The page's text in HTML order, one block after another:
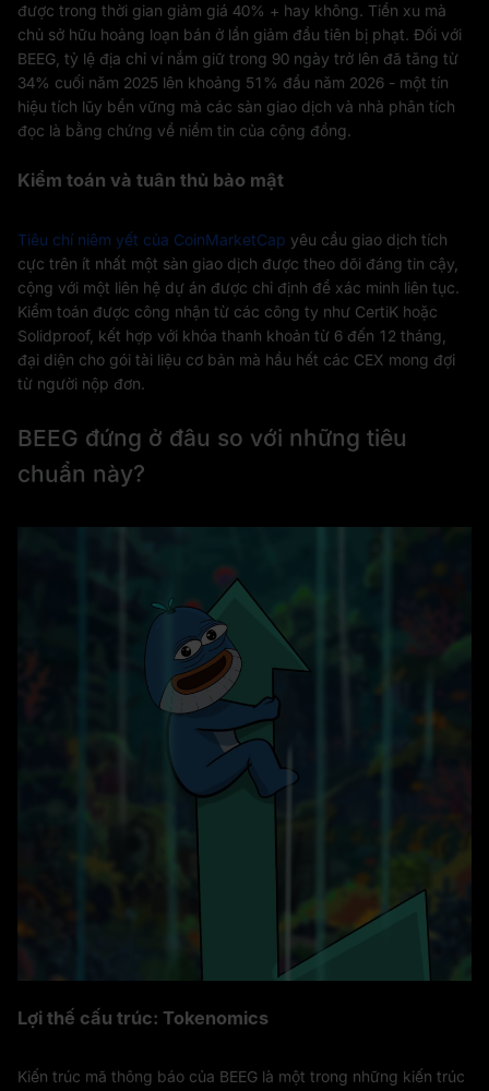
được trong thời gian giảm giá 40% + hay không. Tiền xu mà
chủ sở hữu hoảng loạn bán ở lần giảm đầu tiên bị phạt. Đối với
BEEG, tỷ lệ địa chỉ ví nắm giữ trong 90 ngày trở lên đã tăng từ
34% cuối năm 2025 lên khoảng 51% đầu năm 2026 - một tín
hiệu tích lũy bền vững mà các sàn giao dịch và nhà phân tích
đọc là bằng chứng về niềm tin của cộng đồng.
Kiểm toán và tuân thủ bảo mật
Tiêu chí niêm yết của CoinMarketCap yêu cầu giao dịch tích
cực trên ít nhất một sàn giao dịch được theo dõi đáng tin cậy,
cộng với một liên hệ dự án được chỉ định để xác minh liên tục.
Kiểm toán được công nhận từ các công ty như CertiK hoặc
Solidproof, kết hợp với khóa thanh khoản từ 6 đến 12 tháng,
đại diện cho gói tài liệu cơ bản mà hầu hết các CEX mong đợi
từ người nộp đơn.
BEEG đứng ở đâu so với những tiêu
chuẩn này?
Lợi thế cấu trúc: Tokenomics
Kiến trúc mã thông báo của BEEG là một trong những kiến trúc